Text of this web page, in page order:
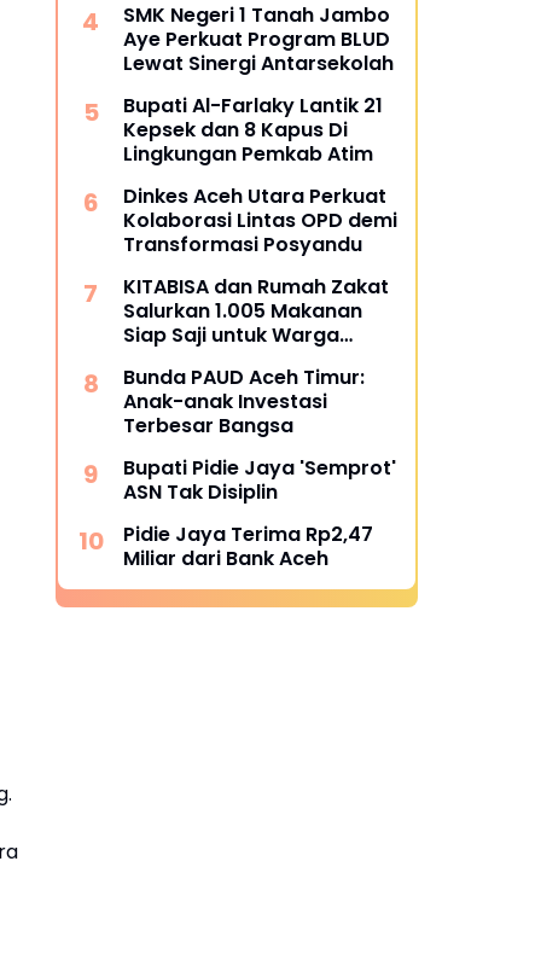
SMK Negeri 1 Tanah Jambo
Aye Perkuat Program BLUD
Lewat Sinergi Antarsekolah
Bupati Al-Farlaky Lantik 21
Kepsek dan 8 Kapus Di
Lingkungan Pemkab Atim
Dinkes Aceh Utara Perkuat
Kolaborasi Lintas OPD demi
Transformasi Posyandu
KITABISA dan Rumah Zakat
Salurkan 1.005 Makanan
Siap Saji untuk Warga
Bunda PAUD Aceh Timur:
Anak-anak Investasi
Terbesar Bangsa
Bupati Pidie Jaya 'Semprot'
ASN Tak Disiplin
Pidie Jaya Terima Rp2,47
Miliar dari Bank Aceh